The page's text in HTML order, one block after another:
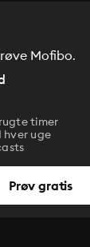
Mofibo.
timer
hver uge
Prøv gratis